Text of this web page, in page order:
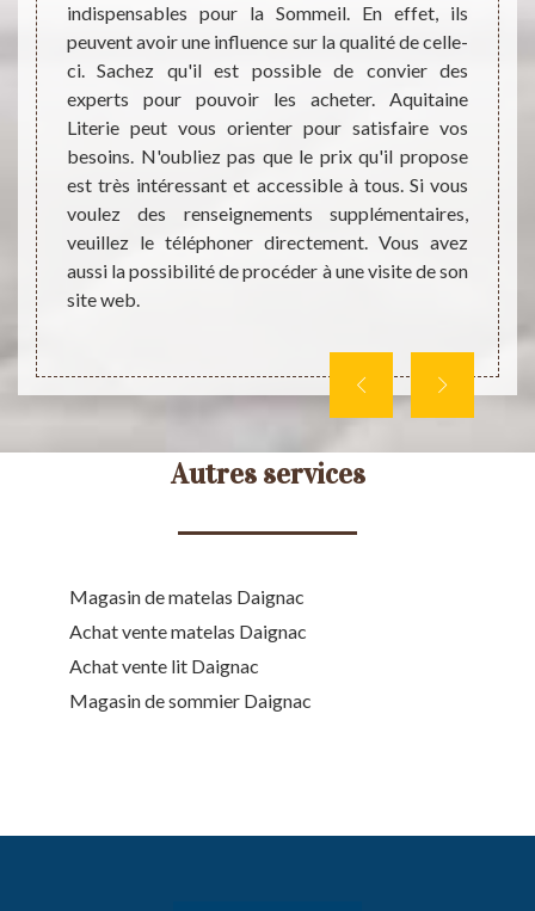
fait
à
plus
que
vous
indispensables pour la Sommeil. En effet, ils
peuvent avoir une influence sur la qualité de celle-
ci. Sachez qu'il est possible de convier des
experts pour pouvoir les acheter. Aquitaine
Literie peut vous orienter pour satisfaire vos
besoins. N'oubliez pas que le prix qu'il propose
est très intéressant et accessible à tous. Si vous
voulez des renseignements supplémentaires,
veuillez le téléphoner directement. Vous avez
aussi la possibilité de procéder à une visite de son
site web.
Les
est
pas
un
Autres services
Magasin de matelas Daignac
Achat vente matelas Daignac
Achat vente lit Daignac
Magasin de sommier Daignac